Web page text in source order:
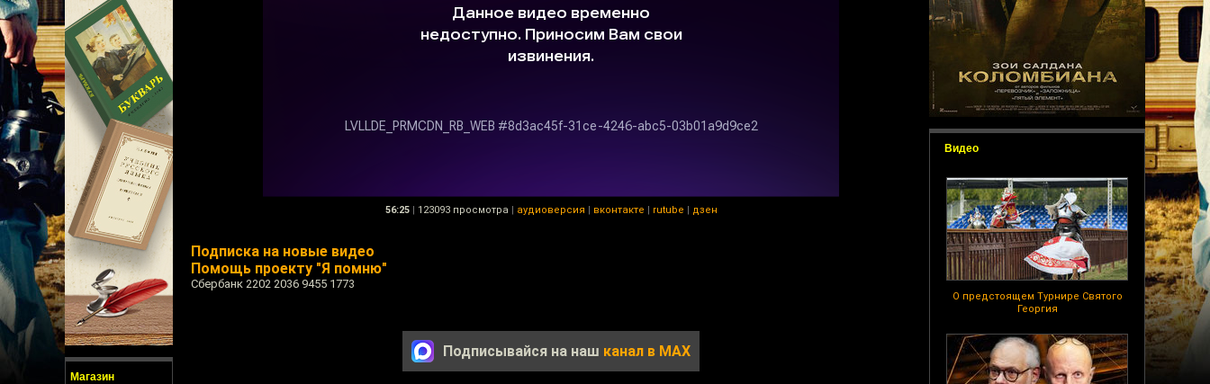
Магазин
Видео
О предстоящем Турнире Святого
Георгия
56:25 | 123093 просмотра | аудиоверсия | вконтакте | rutube | дзен
Подписка на новые видео
Помощь проекту "Я помню"
Сбербанк 2202 2036 9455 1773
Подписывайся на наш канал в MAX